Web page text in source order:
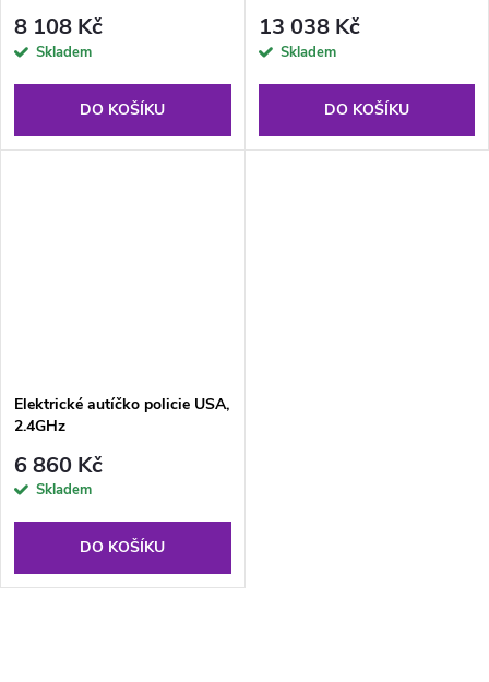
8 108 Kč
Skladem
DO KOŠÍKU
13 038 Kč
Skladem
DO KOŠÍKU
Elektrické autíčko policie USA,
2.4GHz
6 860 Kč
Skladem
DO KOŠÍKU